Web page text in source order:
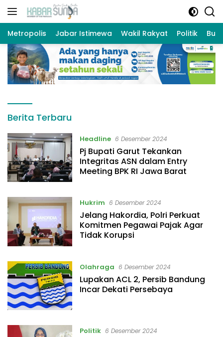
Langsung
Metropolis Jabar Istimewa Wakil Rakyat Politik
KabarSunda.com
Berita Terbaru
Headline 6 Desember 2024
Pj Bupati Garut Tekankan
Integritas ASN dalam Entry
Meeting BPK RI Jawa Barat
Hukrim 6 Desember 2024
Jelang Hakordia, Polri Perkuat
Komitmen Pegawai Pajak Agar
Tidak Korupsi
Olahraga 6 Desember 2024
Lupakan ACL 2, Persib Bandung
Incar Dekati Persebaya
Politik 6 Desember 2024